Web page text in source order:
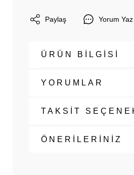
Paylaş Yorum Yaz
ÜRÜN BİLGİSİ
YORUMLAR
TAKSİT
ÖNERİLERİNİZ